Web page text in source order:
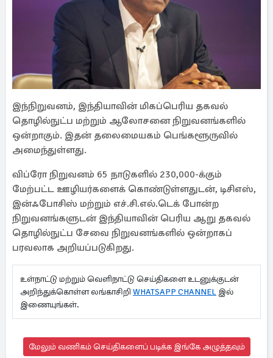
இந்நிறுவனம், இந்தியாவின் மிகப்பெரிய தகவல்
தொழில்நுட்ப மற்றும் ஆலோசனை நிறுவனங்களில்
ஒன்றாகும். இதன் தலைமையகம் பெங்களூருவில்
அமைந்துள்ளது.
விப்ரோ நிறுவனம் 65 நாடுகளில் 230,000-க்கும்
மேற்பட்ட ஊழியர்களைக் கொண்டுள்ளதுடன், டிசிஎஸ்,
இன்ஃபோசிஸ் மற்றும் எச்.சி.எல்.டெக் போன்ற
நிறுவனங்களுடன் இந்தியாவின் பெரிய ஆறு தகவல்
தொழில்நுட்ப சேவை நிறுவனங்களில் ஒன்றாகப்
பரவலாக அறியப்படுகிறது.
உள்நாட்டு மற்றும் வெளிநாட்டு செய்திகளை உடனுக்குடன்
அறிந்துக்கொள்ள லங்காசிறி WHATSAPP CHANNEL இல்
இணையுங்கள்.
மேலும் வணிகம் செய்திகளைப் படிக்க இங்கே அழுத்தவும்